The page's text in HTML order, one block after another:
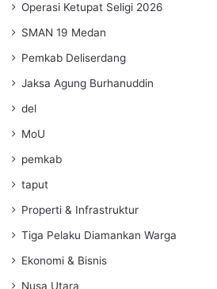
Operasi Ketupat Seligi 2026
SMAN 19 Medan
Pemkab Deliserdang
Jaksa Agung Burhanuddin
del
MoU
pemkab
taput
Properti & Infrastruktur
Tiga Pelaku Diamankan Warga
Ekonomi & Bisnis
Nusa Utara